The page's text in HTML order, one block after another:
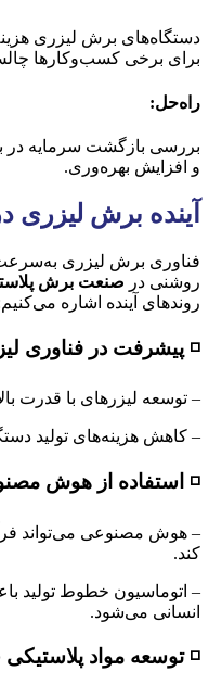
دستگاه‌های برش لیزری
برای برخی کسب‌وکارها
راه‌حل:
بررسی بازگشت سرمایه در
و افزایش بهره‌وری.
آینده برش لیزری
فناوری برش لیزری
روشنی در صنعت برش
روندهای آینده اشاره
◽ پیشرفت در فناوری
– توسعه لیزرهای با قدرت
– کاهش هزینه‌های تولید
◽ استفاده از هوش
– هوش مصنوعی می‌تواند
کند.
– اتوماسیون خطوط
انسانی می‌شود.
◽ توسعه مواد پلاستیکی